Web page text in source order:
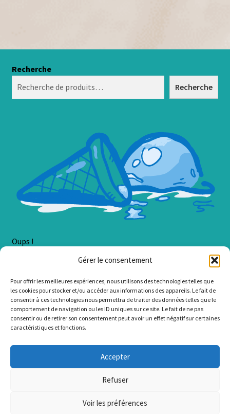
Gérer le consentement
Pour offrir les meilleures expériences, nous utilisons des technologies telles que
les cookies pour stocker et/ou accéder aux informations des appareils. Le fait de
consentir à ces technologies nous permettra de traiter des données telles que le
comportement de navigation ou les ID uniques sur ce site. Le fait de ne pas
consentir ou de retirer son consentement peut avoir un effet négatif sur certaines
caractéristiques et fonctions.
Accepter
Refuser
Voir les préférences
Recherche
Recherche
Oups !
Une erreur est survenue lors du chargement du contenu.
Erreur :Cannot read property 'SortSelect' of undefined
.